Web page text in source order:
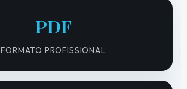
PDF
FORMATO PROFISSIONAL